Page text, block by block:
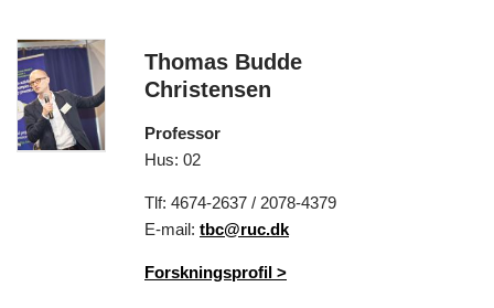
Thomas Budde
Christensen
Professor
Hus: 02
Tlf: 4674-2637 / 2078-4379
E-mail: tbc@ruc.dk
Forskningsprofil >